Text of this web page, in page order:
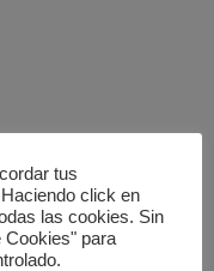
tus
click en
las cookies. Sin
Cookies" para